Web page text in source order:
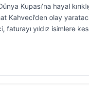
Kupası’na hayal
Kahveci’den olay
yıldız isimlere